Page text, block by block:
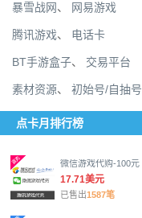
暴雪战网、 网易游戏
腾讯游戏、 电话卡
BT手游盒子、 交易平台
素材资源、 初始号/自抽号
点卡月排行榜
微信游戏代购-100元
17.71美元
已售出1587笔